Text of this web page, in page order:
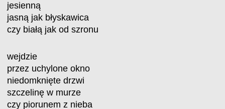
jesienną
jasną jak błyskawica
czy białą jak od szronu
wejdzie
przez uchylone okno
niedomknięte drzwi
szczelinę w murze
czy piorunem z nieba